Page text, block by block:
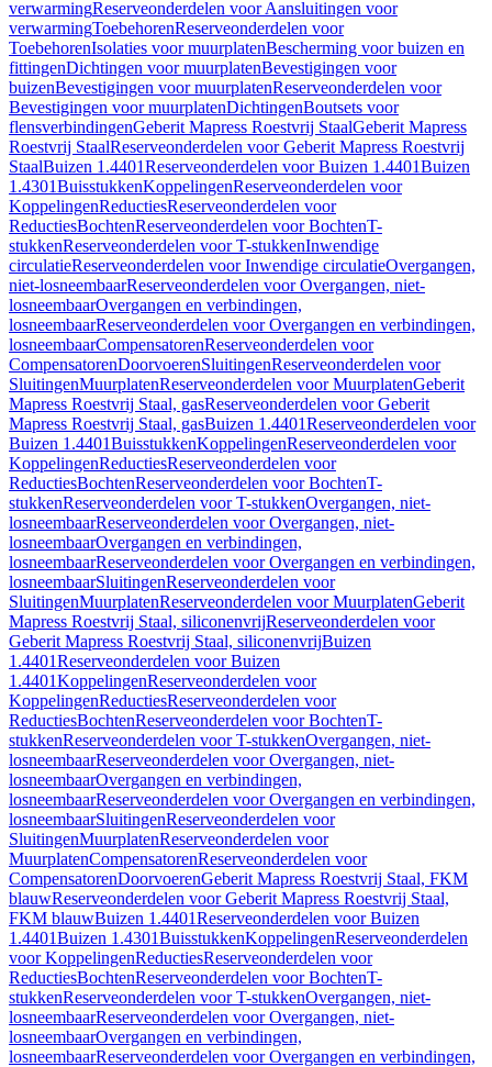
verwarmingReserveonderdelen voor Aansluitingen voor
verwarmingToebehorenReserveonderdelen voor
ToebehorenIsolaties voor muurplatenBescherming voor buizen en
fittingenDichtingen voor muurplatenBevestigingen voor
buizenBevestigingen voor muurplatenReserveonderdelen voor
Bevestigingen voor muurplatenDichtingenBoutsets voor
flensverbindingenGeberit Mapress Roestvrij StaalGeberit Mapress
Roestvrij StaalReserveonderdelen voor Geberit Mapress Roestvrij
StaalBuizen 1.4401Reserveonderdelen voor Buizen 1.4401Buizen
1.4301BuisstukkenKoppelingenReserveonderdelen voor
KoppelingenReductiesReserveonderdelen voor
ReductiesBochtenReserveonderdelen voor BochtenT-
stukkenReserveonderdelen voor T-stukkenInwendige
circulatieReserveonderdelen voor Inwendige circulatieOvergangen,
niet-losneembaarReserveonderdelen voor Overgangen, niet-
losneembaarOvergangen en verbindingen,
losneembaarReserveonderdelen voor Overgangen en verbindingen,
losneembaarCompensatorenReserveonderdelen voor
CompensatorenDoorvoerenSluitingenReserveonderdelen voor
SluitingenMuurplatenReserveonderdelen voor MuurplatenGeberit
Mapress Roestvrij Staal, gasReserveonderdelen voor Geberit
Mapress Roestvrij Staal, gasBuizen 1.4401Reserveonderdelen voor
Buizen 1.4401BuisstukkenKoppelingenReserveonderdelen voor
KoppelingenReductiesReserveonderdelen voor
ReductiesBochtenReserveonderdelen voor BochtenT-
stukkenReserveonderdelen voor T-stukkenOvergangen, niet-
losneembaarReserveonderdelen voor Overgangen, niet-
losneembaarOvergangen en verbindingen,
losneembaarReserveonderdelen voor Overgangen en verbindingen,
losneembaarSluitingenReserveonderdelen voor
SluitingenMuurplatenReserveonderdelen voor MuurplatenGeberit
Mapress Roestvrij Staal, siliconenvrijReserveonderdelen voor
Geberit Mapress Roestvrij Staal, siliconenvrijBuizen
1.4401Reserveonderdelen voor Buizen
1.4401KoppelingenReserveonderdelen voor
KoppelingenReductiesReserveonderdelen voor
ReductiesBochtenReserveonderdelen voor BochtenT-
stukkenReserveonderdelen voor T-stukkenOvergangen, niet-
losneembaarReserveonderdelen voor Overgangen, niet-
losneembaarOvergangen en verbindingen,
losneembaarReserveonderdelen voor Overgangen en verbindingen,
losneembaarSluitingenReserveonderdelen voor
SluitingenMuurplatenReserveonderdelen voor
MuurplatenCompensatorenReserveonderdelen voor
CompensatorenDoorvoerenGeberit Mapress Roestvrij Staal, FKM
blauwReserveonderdelen voor Geberit Mapress Roestvrij Staal,
FKM blauwBuizen 1.4401Reserveonderdelen voor Buizen
1.4401Buizen 1.4301BuisstukkenKoppelingenReserveonderdelen
voor KoppelingenReductiesReserveonderdelen voor
ReductiesBochtenReserveonderdelen voor BochtenT-
stukkenReserveonderdelen voor T-stukkenOvergangen, niet-
losneembaarReserveonderdelen voor Overgangen, niet-
losneembaarOvergangen en verbindingen,
losneembaarReserveonderdelen voor Overgangen en verbindingen,